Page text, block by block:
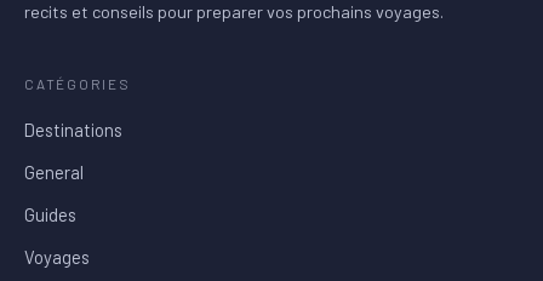
recits et conseils pour preparer vos prochains voyages.
CATÉGORIES
Destinations
General
Guides
Voyages